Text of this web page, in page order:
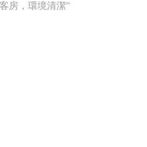
房，環境清潔”